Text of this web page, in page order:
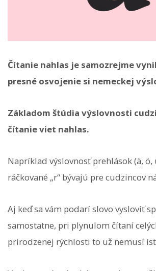
Čítanie nahlas je samozrejme
presné osvojenie si nemeckej
Základom štúdia výslovnosti
čítanie viet nahlas.
Napríklad výslovnosť prehlások (ä, ö,
ráčkované „r“ bývajú pre cudzincov
Aj keď sa vám podarí slovo vysloviť
samostatne, pri plynulom čítaní
prirodzenej rýchlosti to už nemusí